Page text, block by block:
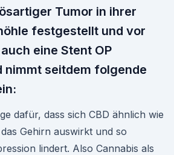
Tumor in ihrer
festgestellt und vor
eine Stent OP
nimmt seitdem folgende
dafür, dass sich CBD ähnlich wie
Gehirn auswirkt und so
lindert. Also Cannabis als